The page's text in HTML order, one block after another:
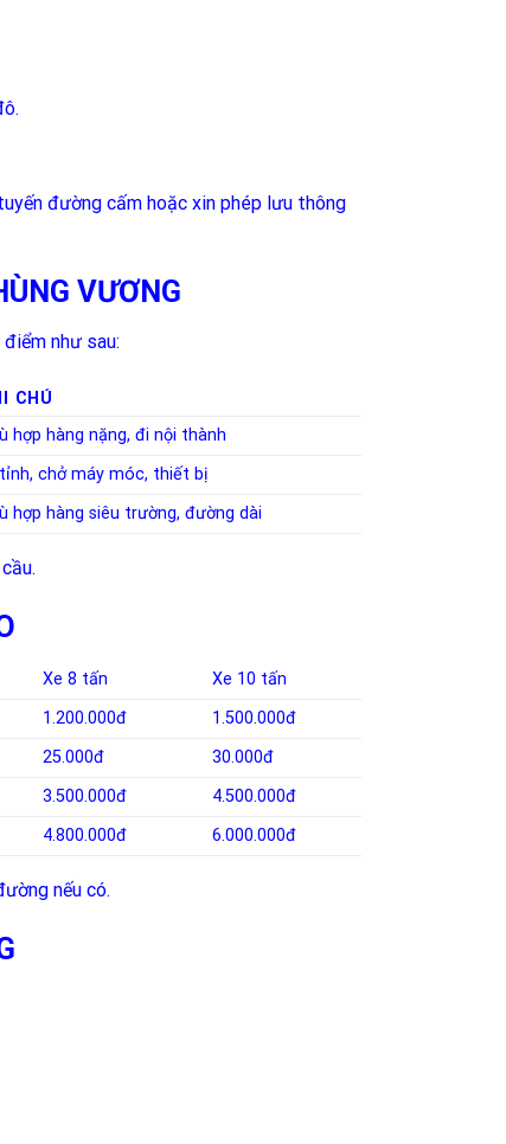
đường cấm hoặc xin phép lưu thông
VƯƠNG
như sau:
CHÚ
hợp hàng nặng, đi nội thành
chở máy móc, thiết bị
hợp hàng siêu trường, đường dài
Xe 8 tấn
Xe 10 tấn
1.200.000đ
1.500.000đ
25.000đ
30.000đ
3.500.000đ
4.500.000đ
4.800.000đ 6.000.000đ
nếu có.